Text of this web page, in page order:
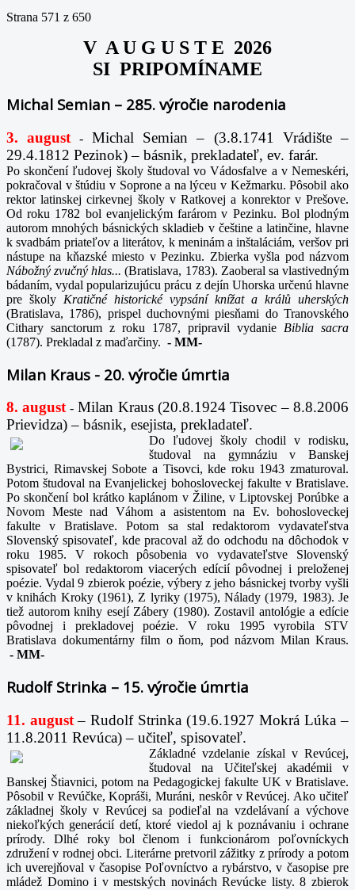
Strana 571 z 650
V A U G U S T E 2026
SI PRIPOMÍNAME
Michal Semian – 285. výročie narodenia
3. august -Michal Semian – (3.8.1741 Vrádište –
29.4.1812 Pezinok) – básnik, prekladateľ, ev. farár.
Po skončení ľudovej školy študoval vo Vádosfalve a v Nemeskéri,
pokračoval v štúdiu v Soprone a na lýceu v Kežmarku. Pôsobil ako
rektor latinskej cirkevnej školy v Ratkovej a konrektor v Prešove.
Od roku 1782 bol evanjelickým farárom v Pezinku. Bol plodným
autorom mnohých básnických skladieb v češtine a latinčine, hlavne
k svadbám priateľov a literátov, k meninám a inštaláciám, veršov pri
nástupe na kňazské miesto v Pezinku. Zbierka vyšla pod názvom
Nábožný zvučný hlas...(Bratislava, 1783). Zaoberal sa vlastivedným
bádaním, vydal popularizujúcu prácu z dejín Uhorska určenú hlavne
pre školy Kratičné historické vypsání knížat a králů uherských
(Bratislava, 1786), prispel duchovnými piesňami do Tranovského
Cithary sanctorum z roku 1787, pripravil vydanie Biblia sacra
(1787). Prekladal z maďarčiny. - MM-
Milan Kraus - 20. výročie úmrtia
8. august-Milan Kraus (20.8.1924 Tisovec – 8.8.2006
Prievidza) – básnik, esejista, prekladateľ.
Do ľudovej školy chodil v rodisku,
študoval na gymnáziu v Banskej
Bystrici, Rimavskej Sobote a Tisovci, kde roku 1943 zmaturoval.
Potom študoval na Evanjelickej bohosloveckej fakulte v Bratislave.
Po skončení bol krátko kaplánom v Žiline, v Liptovskej Porúbke a
Novom Meste nad Váhom a asistentom na Ev. bohosloveckej
fakulte v Bratislave. Potom sa stal redaktorom vydavateľstva
Slovenský spisovateľ, kde pracoval až do odchodu na dôchodok v
roku 1985. V rokoch pôsobenia vo vydavateľstve Slovenský
spisovateľ bol redaktorom viacerých edícií pôvodnej i preloženej
poézie. Vydal 9 zbierok poézie, výbery z jeho básnickej tvorby vyšli
v knihách Kroky (1961), Z lyriky (1975), Nálady (1979, 1983). Je
tiež autorom knihy esejí Zábery (1980). Zostavil antológie a edície
pôvodnej i prekladovej poézie. V roku 1995 vyrobila STV
Bratislava dokumentárny film o ňom, pod názvom Milan Kraus.
- MM-
Rudolf Strinka – 15. výročie úmrtia
11. august – Rudolf Strinka (19.6.1927 Mokrá Lúka –
11.8.2011 Revúca) – učiteľ, spisovateľ.
Základné vzdelanie získal v Revúcej,
študoval na Učiteľskej akadémii v
Banskej Štiavnici, potom na Pedagogickej fakulte UK v Bratislave.
Pôsobil v Revúčke, Kopráši, Muráni, neskôr v Revúcej. Ako učiteľ
základnej školy v Revúcej sa podieľal na vzdelávaní a výchove
niekoľkých generácií detí, ktoré viedol aj k poznávaniu i ochrane
prírody. Dlhé roky bol členom i funkcionárom poľovníckych
združení v rodnej obci. Literárne pretvoril zážitky z prírody a potom
ich uverejňoval v časopise Poľovníctvo a rybárstvo, v časopise pre
mládež Domino i v mestských novinách Revúcke listy. 8 zbierok